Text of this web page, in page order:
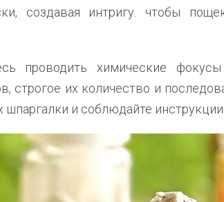
создавая интригу. чтобы
проводить химические
строгое их количество и
шпаргалки и соблюдайте